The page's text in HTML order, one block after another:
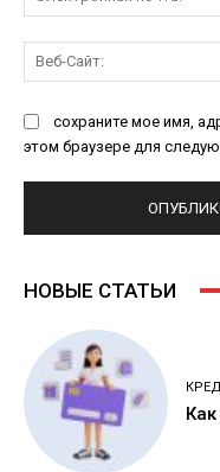
сохраните мое имя,
этом браузере для
НОВЫЕ СТАТЬИ